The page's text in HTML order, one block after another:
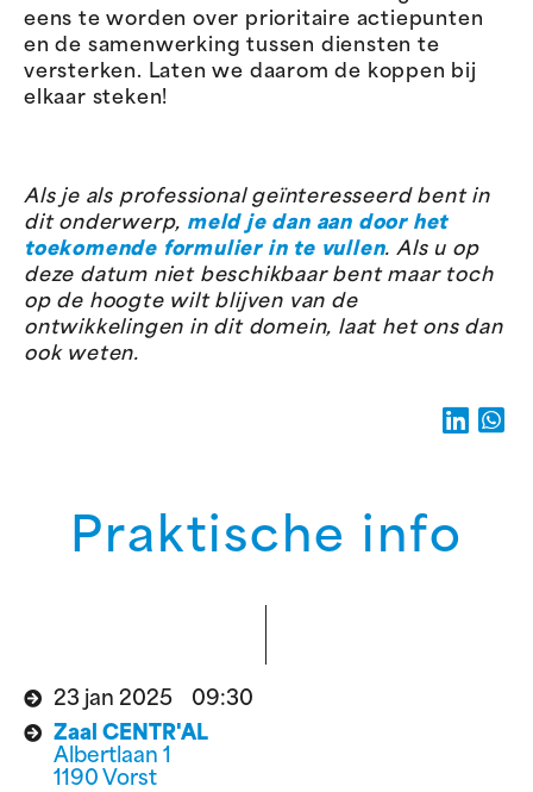
eens te worden over prioritaire actiepunten
en de samenwerking tussen diensten te
versterken. Laten we daarom de koppen bij
elkaar steken!
Als je als professional geïnteresseerd bent in
dit onderwerp, meld je dan aan door het
toekomende formulier in te vullen. Als u op
deze datum niet beschikbaar bent maar toch
op de hoogte wilt blijven van de
ontwikkelingen in dit domein, laat het ons dan
ook weten.
Praktische info
23 jan 2025 09:30
Zaal CENTR'AL
Albertlaan 1
1190 Vorst